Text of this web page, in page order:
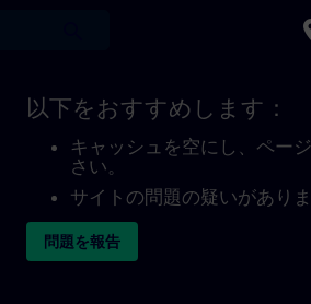
以下をおすすめします：
キャッシュを空にし、ペー
さい。
サイトの問題の疑いがあり
問題を報告